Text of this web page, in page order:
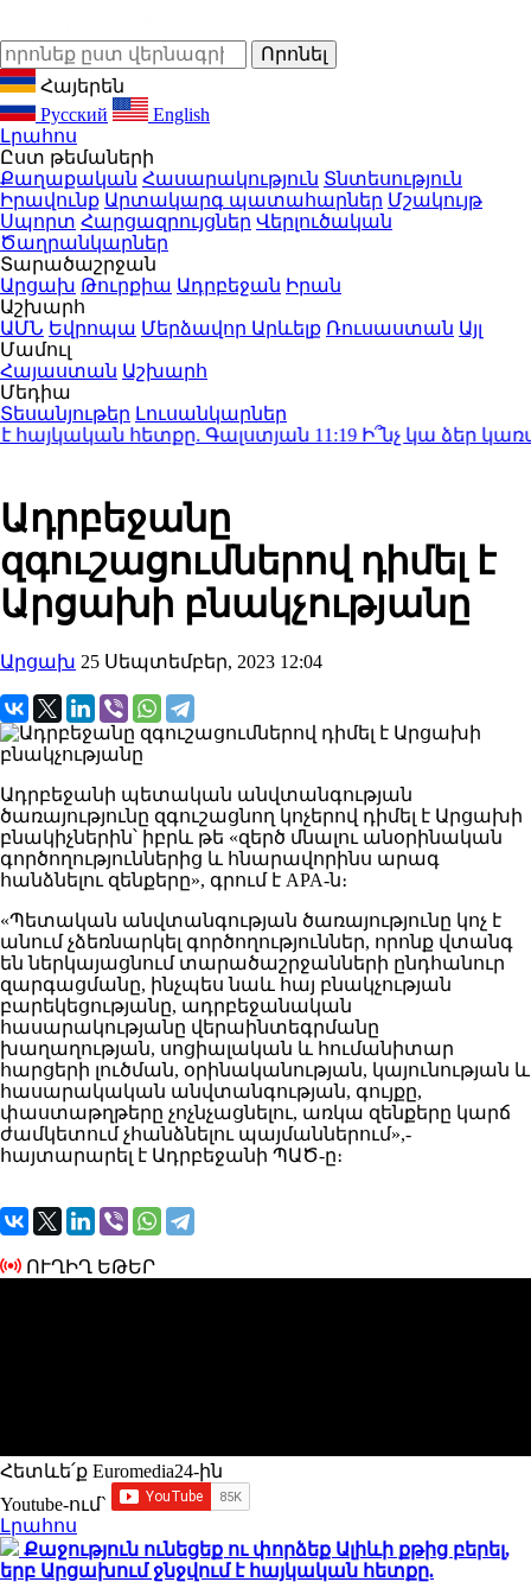
Հայերեն
Русский
English
Լրահոս
Ըստ թեմաների
Քաղաքական Հասարակություն Տնտեսություն
Իրավունք Արտակարգ պատահարներ Մշակույթ
Սպորտ Հարցազրույցներ Վերլուծական
Ծաղրանկարներ
Տարածաշրջան
Արցախ Թուրքիա Ադրբեջան Իրան
Աշխարհ
ԱՄՆ Եվրոպա Մերձավոր Արևելք Ռուսաստան Այլ
Մամուլ
Հայաստան Աշխարհ
Մեդիա
Տեսանյութեր Լուսանկարներ
հայկական հետքը. Գալստյան11:19Ի՞նչ կա ձեր
Ադրբեջանը
զգուշացումներով դիմել է
Արցախի բնակչությանը
Արցախ 25 Սեպտեմբեր, 2023 12:04
Ադրբեջանի պետական ​​անվտանգության
ծառայությունը զգուշացնող կոչերով դիմել է Արցախի
բնակիչներին՝ իբրև թե «զերծ մնալու անօրինական
գործողություններից և հնարավորինս արագ
հանձնելու զենքերը», գրում է APA-ն։
«Պետական ​​անվտանգության ծառայությունը կոչ է
անում չձեռնարկել գործողություններ, որոնք վտանգ
են ներկայացնում տարածաշրջանների ընդհանուր
զարգացմանը, ինչպես նաև հայ բնակչության
բարեկեցությանը, ադրբեջանական
հասարակությանը վերաինտեգրմանը
խաղաղության, սոցիալական և հումանիտար
հարցերի լուծման, օրինականության, կայունության և
հասարակական անվտանգության, գույքը,
փաստաթղթերը չոչնչացնելու, առկա զենքերը կարճ
ժամկետում չհանձնելու պայմաններում»,-
հայտարարել է Ադրբեջանի ՊԱԾ-ը։
ՈՒՂԻՂ ԵԹԵՐ
Հետևե՛ք Euromedia24-ին
Youtube-ում`
Լրահոս
Քաջություն ունեցեք ու փորձեք Ալիևի քթից բերել,
երբ Արցախում ջնջվում է հայկական հետքը.